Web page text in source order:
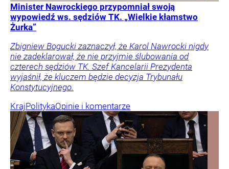
Minister Nawrockiego przypomniał swoją
wypowiedź ws. sędziów TK. „Wielkie kłamstwo
Żurka”
Zbigniew Bogucki zaznaczył, że Karol Nawrocki nigdy
nie zadeklarował, że nie przyjmie ślubowania od
czterech sędziów TK. Szef Kancelarii Prezydenta
wyjaśnił, że kluczem będzie decyzja Trybunału
Konstytucyjnego.
KrajPolitykaOpinie i komentarze